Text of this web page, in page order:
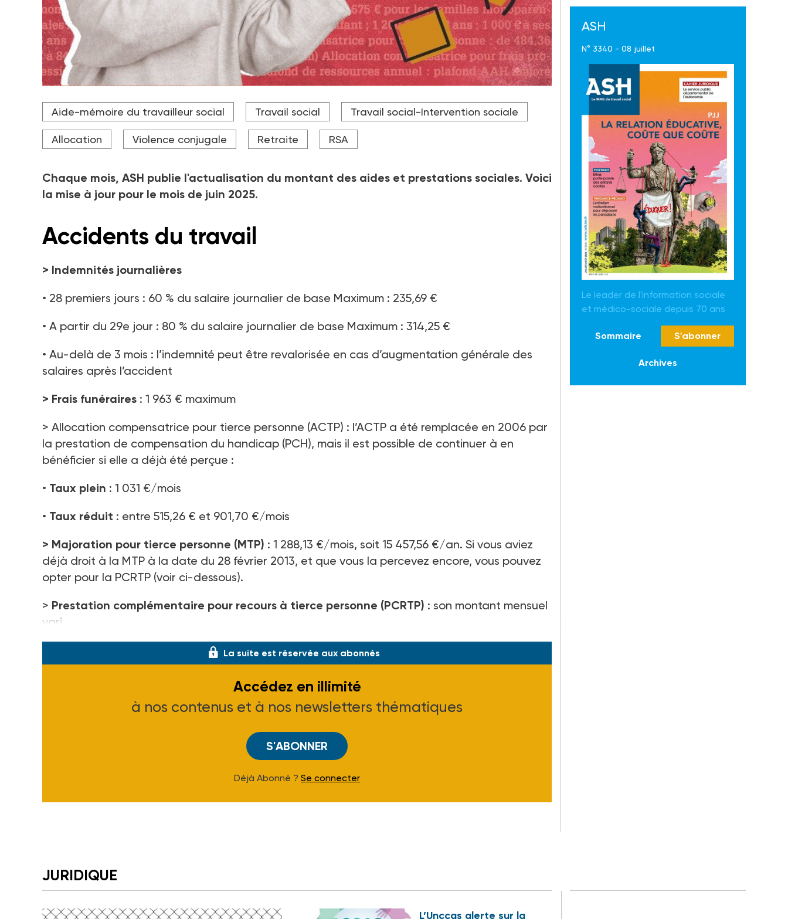
Aide-mémoire du travailleur social Travail social Travail social-Intervention sociale
Allocation Violence conjugale Retraite RSA
Chaque mois, ASH publie l'actualisation du montant des aides et prestations sociales. Voici
la mise à jour pour le mois de juin 2025.
Accidents du travail
> Indemnités journalières
• 28 premiers jours : 60 % du salaire journalier de base Maximum : 235,69 €
• A partir du 29e jour : 80 % du salaire journalier de base Maximum : 314,25 €
• Au-delà de 3 mois : l’indemnité peut être revalorisée en cas d’augmentation générale des
salaires après l’accident
> Frais funéraires : 1 963 € maximum
> Allocation compensatrice pour tierce personne (ACTP) : l’ACTP a été remplacée en 2006 par
la prestation de compensation du handicap (PCH), mais il est possible de continuer à en
bénéficier si elle a déjà été perçue :
• Taux plein : 1 031 €/mois
• Taux réduit : entre 515,26 € et 901,70 €/mois
> Majoration pour tierce personne (MTP) : 1 288,13 €/mois, soit 15 457,56 €/an. Si vous aviez
déjà droit à la MTP à la date du 28 février 2013, et que vous la percevez encore, vous pouvez
opter pour la PCRTP (voir ci-dessous).
> Prestation complémentaire pour recours à tierce personne (PCRTP) : son montant mensuel
vari
La suite est réservée aux abonnés
Accédez en illimité
à nos contenus et à nos newsletters thématiques
S'ABONNER
Déjà Abonné ? Se connecter
ASH
N° 3340 - 08 juillet
Le leader de l'information sociale
et médico-sociale depuis 70 ans
Sommaire S'abonner
Archives
JURIDIQUE
L’Unccas alerte sur la